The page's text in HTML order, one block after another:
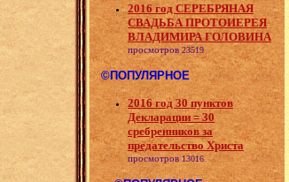
2016 год СЕРЕБРЯНАЯ
СВАДЬБА ПРОТОИЕРЕЯ
ВЛАДИМИРА ГОЛОВИНА
просмотров 23519
©ПОПУЛЯРНОЕ
2016 год 30 пунктов
Декларации = 30
сребренников за
предательство Христа
просмотров 13016